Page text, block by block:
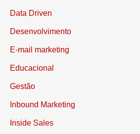
Data Driven
Desenvolvimento
E-mail marketing
Educacional
Gestão
Inbound Marketing
Inside Sales